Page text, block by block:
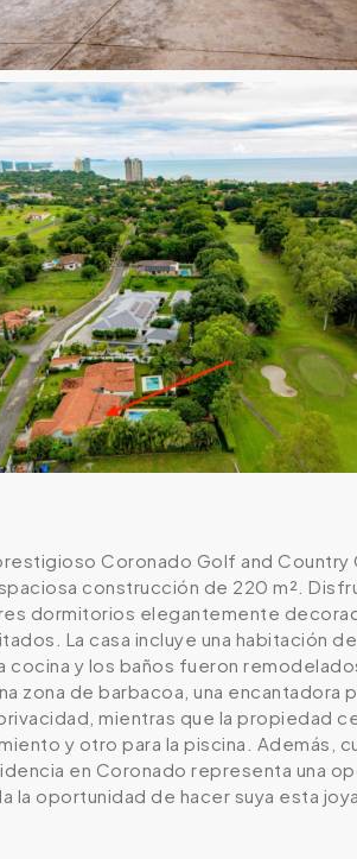
Coronado Golf and
construcción de 220 m².
dormitorios elegantemente
La casa incluye una habitación
y los baños fueron
zona de barbacoa, una encantadora
mientras que la propiedad
y otro para la piscina. Además,
en Coronado representa una
la oportunidad de hacer suya esta